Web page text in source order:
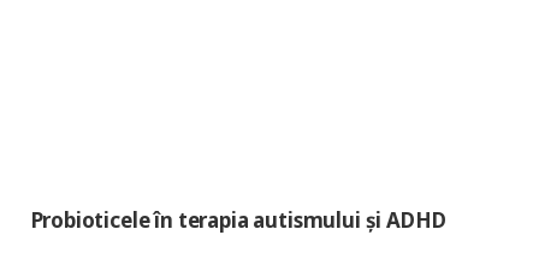
Probioticele în terapia autismului și ADHD